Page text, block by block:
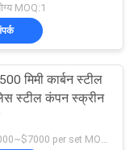
MOQ:1
मिमी कार्बन स्टील
स्टील कंपन स्क्रीन